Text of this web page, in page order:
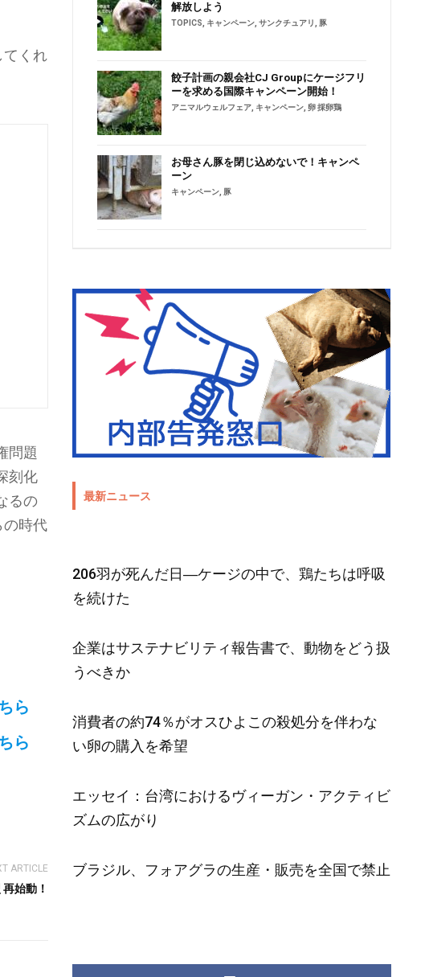
てくれ
問題
刻化
るの
の時代
ら
ら
ARTICLE
始動！
解放しよう
TOPICS キャンペーン ,サンクチュアリ 豚
餃子計画の親会社CJ Groupにケージフリ
ーを求める国際キャンペーン開始！
アニマルウェルフェア キャンペーン 卵 採卵鶏
お母さん豚を閉じ込めないで！キャンペ
ーン
キャンペーン 豚
最新ニュース
206羽が死んだ日―ケージの中で、鶏たちは呼吸
を続けた
企業はサステナビリティ報告書で、動物をどう扱
うべきか
消費者の約74％がオスひよこの殺処分を伴わな
い卵の購入を希望
エッセイ：台湾におけるヴィーガン・アクティビ
ズムの広がり
ブラジル、フォアグラの生産・販売を全国で禁止